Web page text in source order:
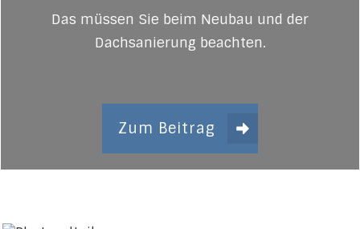
Das müssen Sie beim Neubau und der
Dachsanierung beachten.
Zum Beitrag